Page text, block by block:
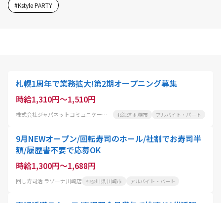
#Kstyle PARTY
札幌1周年で業務拡大!第2期オープニング募集
時給1,310円～1,510円
株式会社ジャパネットコミュニケーションズ札幌 北海道 札幌市 アルバイト・パート
9月NEWオープン/回転寿司のホール/社割でお寿司半
額/履歴書不要で応募OK
時給1,300円～1,688円
回し寿司活 ラゾーナ川崎店 神奈川県 川崎市 アルバイト・パート